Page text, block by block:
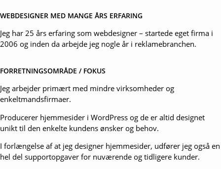
WEBDESIGNER MED MANGE ÅRS ERFARING
Jeg har 25 års erfaring som webdesigner – startede eget firma i
2006 og inden da arbejde jeg nogle år i reklamebranchen.
FORRETNINGSOMRÅDE / FOKUS
Jeg arbejder primært med mindre virksomheder og
enkeltmandsfirmaer.
Producerer hjemmesider i WordPress og de er altid designet
unikt til den enkelte kundens ønsker og behov.
I forlængelse af at jeg designer hjemmesider, udfører jeg også en
hel del supportopgaver for nuværende og tidligere kunder.